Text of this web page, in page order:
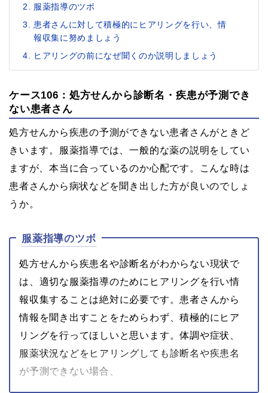
服薬指導のツボ
患者さんに対して積極的にヒアリングを行い、情
報収集に努めましょう
ヒアリングの前になぜ聞くのか説明しましょう
ケース106：処方せんから診断名・疾患が予測でき
ない患者さん
処方せんから疾患の予測ができない患者さんがときど
きいます。服薬指導では、一般的な薬の説明をしてい
ますが、本当に合っているのか心配です。こんな時は
患者さんから病状などを聞き出した方が良いのでしょ
うか。
服薬指導のツボ
処方せんから疾患名や診断名がわからない現状で
は、適切な服薬指導のためにヒアリングを行い情
報収集することは絶対に必要です。患者さんから
情報を聞き出すことをためらわず、積極的にヒア
リングを行ってほしいと思います。体調や症状、
服薬状況などをヒアリングしても診断名や疾患名
が予測できない場合、